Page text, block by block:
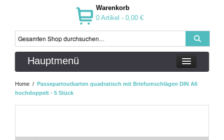
Warenkorb
0 Artikel - 0,00 €
Hauptmenü
Home / Passepartoutkarten quadratisch mit Briefumschlägen DIN A6
hochdoppelt - 5 Stück